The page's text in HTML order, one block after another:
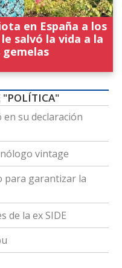
en España a los
salvó la vida a la
gemelas
"POLÍTICA"
su declaración
vintage
para garantizar la
de la ex SIDE